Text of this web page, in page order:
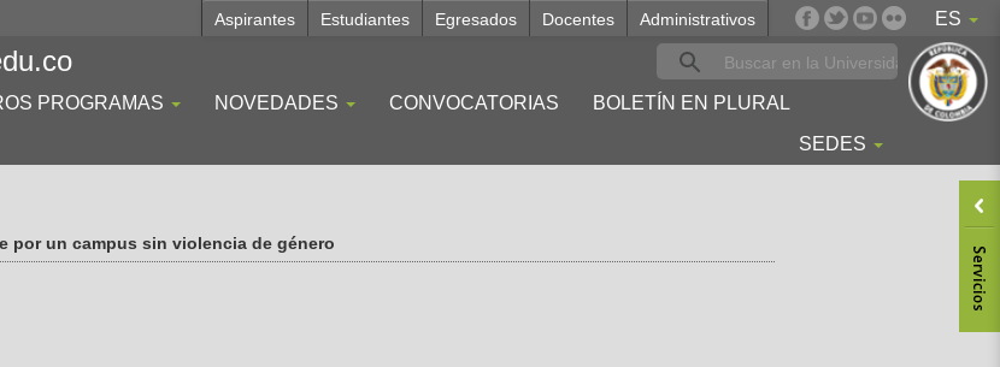
ES
Aspirantes Estudiantes Egresados Docentes Administrativos
PROGRAMAS NOVEDADES CONVOCATORIAS
BOLETÍN EN PLURAL
SEDES
por un campus sin violencia de género